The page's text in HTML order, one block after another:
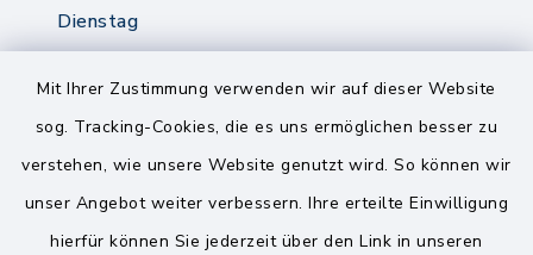
Mit Ihrer Zustimmung verwenden wir auf dieser Website
sog. Tracking-Cookies, die es uns ermöglichen besser zu
verstehen, wie unsere Website genutzt wird. So können wir
unser Angebot weiter verbessern. Ihre erteilte Einwilligung
hierfür können Sie jederzeit über den Link in unseren
Dienstag
8.00-12.00 Uhr
14.00-18.00 Uhr
Freitag